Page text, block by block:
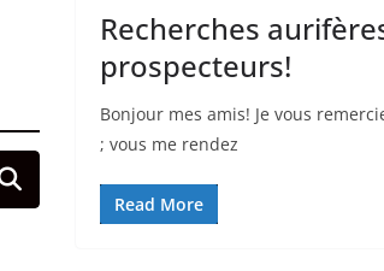
Recherches
prospecteurs!
Bonjour mes amis! Je vous
; vous me rendez
Read More